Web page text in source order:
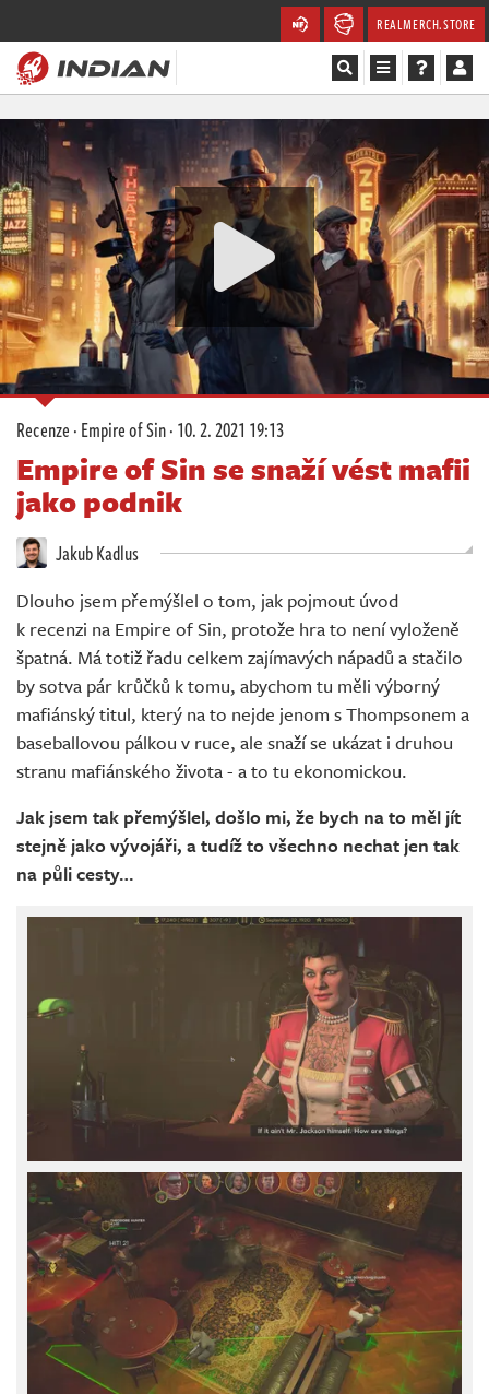
REALMERCH.STORE
Magazín
Recenze
Videa
Soutěže
Databáze
Komunita
Redakce
Živě
Recenze·Empire of Sin·10. 2. 2021 19:13
Empire of Sin se snaží vést mafii
jako podnik
Jakub Kadlus
Dlouho jsem přemýšlel o tom, jak pojmout úvod
k recenzi na Empire of Sin, protože hra to není vyloženě
špatná. Má totiž řadu celkem zajímavých nápadů a stačilo
by sotva pár krůčků k tomu, abychom tu měli výborný
mafiánský titul, který na to nejde jenom s Thompsonem a
baseballovou pálkou v ruce, ale snaží se ukázat i druhou
stranu mafiánského života - a to tu ekonomickou.
Jak jsem tak přemýšlel, došlo mi, že bych na to měl jít
stejně jako vývojáři, a tudíž to všechno nechat jen tak
na půli cesty…